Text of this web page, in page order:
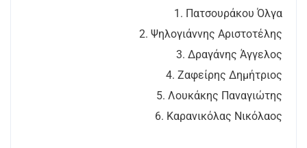
1. Πατσουράκου Όλγα
2. Ψηλογιάννης Αριστοτέλης
3. Δραγάνης Άγγελος
4. Ζαφείρης Δημήτριος
5. Λουκάκης Παναγιώτης
6. Καρανικόλας Νικόλαος